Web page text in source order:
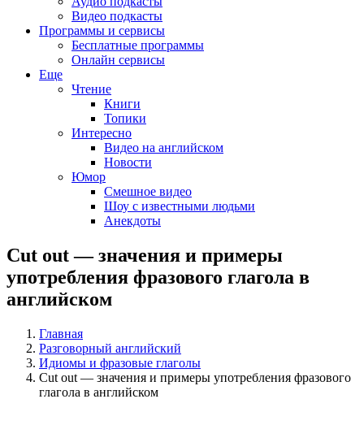
Видео подкасты
Программы и сервисы
Бесплатные программы
Онлайн сервисы
Еще
Чтение
Книги
Топики
Интересно
Видео на английском
Новости
Юмор
Смешное видео
Шоу с известными людьми
Анекдоты
Cut out — значения и примеры
употребления фразового глагола в
английском
Главная
Разговорный английский
Идиомы и фразовые глаголы
Cut out — значения и примеры употребления фразового
глагола в английском